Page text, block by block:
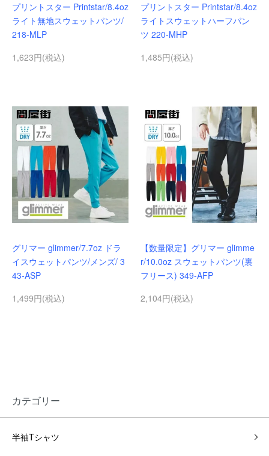
プリントスター Printstar/8.4oz
ライト無地スウェットパンツ/
218-MLP
1,623円(税込)
プリントスター Printstar/8.4oz
ライトスウェットハーフパン
ツ 220-MHP
1,485円(税込)
グリマー glimmer/7.7oz ドラ
イスウェットパンツ/メンズ/ 3
43-ASP
1,499円(税込)
【数量限定】グリマー glimme
r/10.0oz スウェットパンツ(裏
フリース) 349-AFP
2,104円(税込)
カテゴリー
半袖Tシャツ